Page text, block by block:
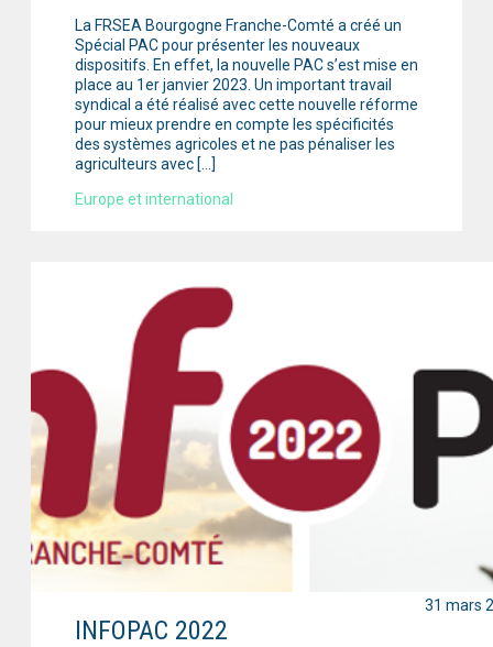
La FRSEA Bourgogne Franche-Comté a créé un
Spécial PAC pour présenter les nouveaux
dispositifs. En effet, la nouvelle PAC s’est mise en
place au 1er janvier 2023. Un important travail
syndical a été réalisé avec cette nouvelle réforme
pour mieux prendre en compte les spécificités
des systèmes agricoles et ne pas pénaliser les
agriculteurs avec […]
Europe et international
INFOPAC 2022
31 mars